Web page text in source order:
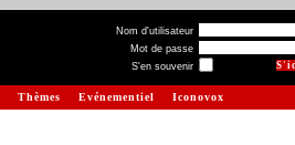
Nom d'utilisateur
Mot de passe
S'en souvenir
Thèmes Evénementiel Iconovox